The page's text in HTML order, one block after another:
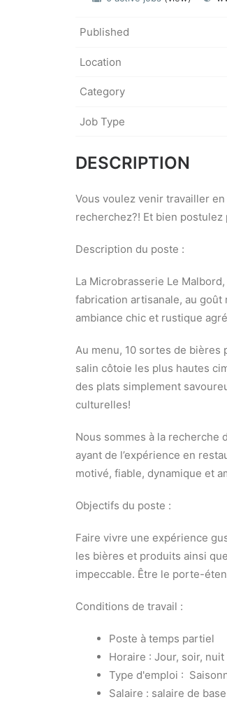
Published
Location
Category
Job Type
DESCRIPTION
Vous voulez venir travailler
recherchez?! Et bien
Description du poste :
La Microbrasserie Le
fabrication artisanale, au
ambiance chic et rustique
Au menu, 10 sortes de bières
salin côtoie les plus hautes
des plats simplement
culturelles!
Nous sommes à la recherche
ayant de l’expérience en
motivé, fiable, dynamique et
Objectifs du poste :
Faire vivre une expérience
les bières et produits ainsi
impeccable. Être le porte-
Conditions de travail :
Poste à temps partiel
Horaire : Jour, soir,
Type d'emploi :
Salaire : salaire de